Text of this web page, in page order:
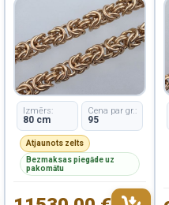
Izmērs:
80 cm
Cena par gr.:
95
Atjaunots zelts
Bezmaksas piegāde uz
pakomātu